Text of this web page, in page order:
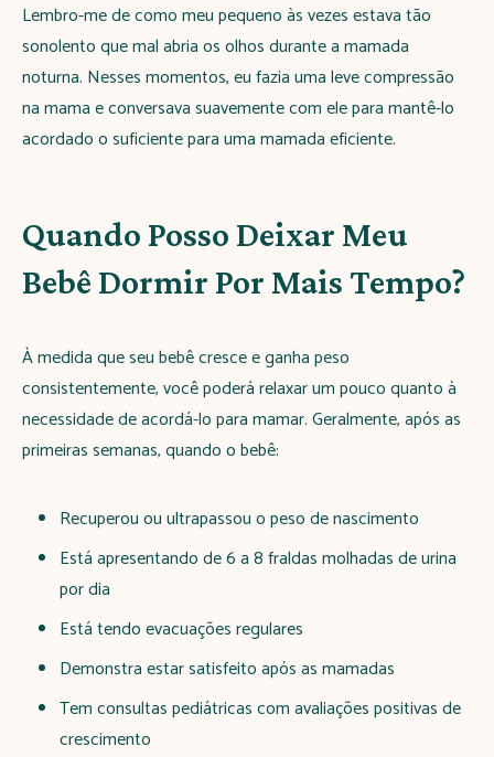
Lembro-me de como meu pequeno às vezes estava tão
sonolento que mal abria os olhos durante a mamada
noturna. Nesses momentos, eu fazia uma leve compressão
na mama e conversava suavemente com ele para mantê-lo
acordado o suficiente para uma mamada eficiente.
Quando Posso Deixar Meu
Bebê Dormir Por Mais Tempo?
À medida que seu bebê cresce e ganha peso
consistentemente, você poderá relaxar um pouco quanto à
necessidade de acordá-lo para mamar. Geralmente, após as
primeiras semanas, quando o bebê:
Recuperou ou ultrapassou o peso de nascimento
Está apresentando de 6 a 8 fraldas molhadas de urina
por dia
Está tendo evacuações regulares
Demonstra estar satisfeito após as mamadas
Tem consultas pediátricas com avaliações positivas de
crescimento